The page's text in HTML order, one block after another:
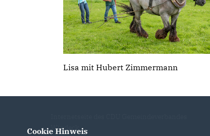
Lisa mit Hubert Zimmermann
Windeck
Cookie Hinweis